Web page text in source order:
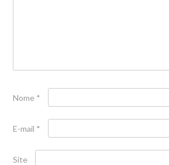
Nome *
E-mail *
Site